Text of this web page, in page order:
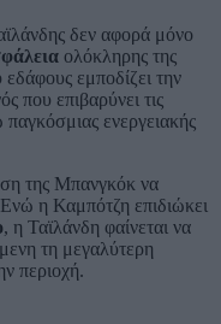
δεν αφορά μόνο
ολόκληρης της
εμποδίζει την
που επιβαρύνει τις
ενεργειακής
της Μπανγκόκ να
η Καμπότζη επιδιώκει
, η Ταϊλάνδη φαίνεται να
τη μεγαλύτερη
περιοχή.